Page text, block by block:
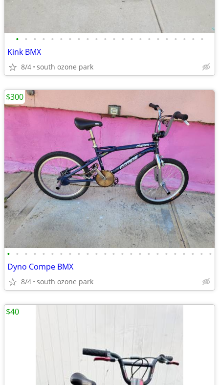
• • • • • • • • • • • • • • • • • • • • • •
Kink BMX
8/4 south ozone park
• • • • • • • • • • • • • • • • • • • • • • • •
Dyno Compe BMX
8/4 south ozone park
$300
$40